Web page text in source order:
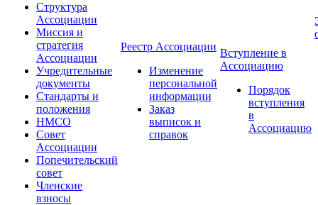
Структура
Ассоциации
Миссия и
стратегия
Ассоциации
Учредительные
документы
Стандарты и
положения
НМСО
Совет
Ассоциации
Попечительский
совет
Членские
взносы
Реестр Ассоциации
Изменение
персональной
информации
Заказ
выписок и
справок
Вступление в
Ассоциацию
Порядок
вступления
в
Ассоциацию